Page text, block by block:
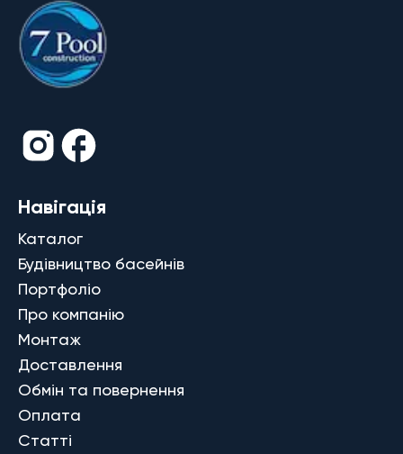
Навігація
Каталог
Будівництво басейнів
Портфоліо
Про компанію
Монтаж
Доставлення
Обмін та повернення
Оплата
Статті